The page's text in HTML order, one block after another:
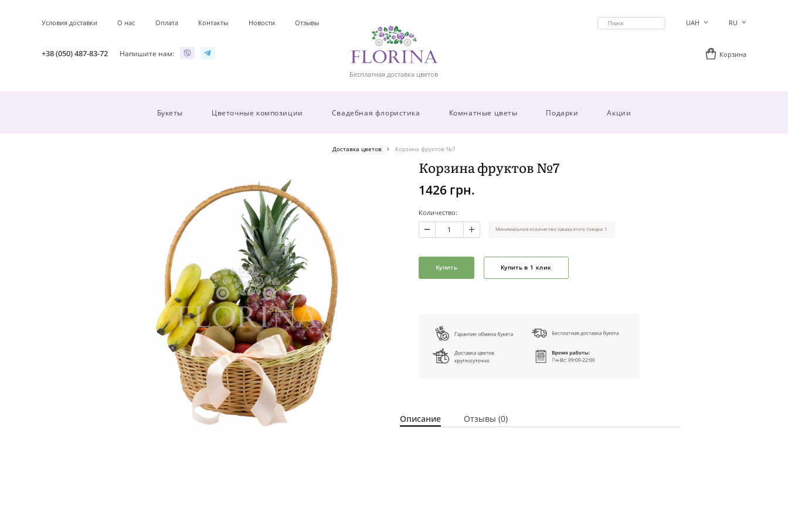
Условия доставки О нас Оплата Контакты Новости Отзывы
+38 (050) 487-83-72 Напишите нам:
Бесплатная доставка цветов
UAH RU
Корзина
Букеты Цветочные композиции Свадебная флористика Комнатные цветы Подарки Акции
Доставка цветов Корзина фруктов №7
Корзина фруктов №7
1426 грн.
Количество:
Минимальное количество заказа этого товара: 1
Купить Купить в 1 клик
Описание Отзывы (0)